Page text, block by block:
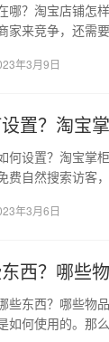
哪？淘宝店铺怎
家来竞争，还需
年3月9日
置？淘宝
何设置？淘宝掌
费自然搜索访客
年3月6日
西？哪些
些东西？哪些物
如何使用的。那